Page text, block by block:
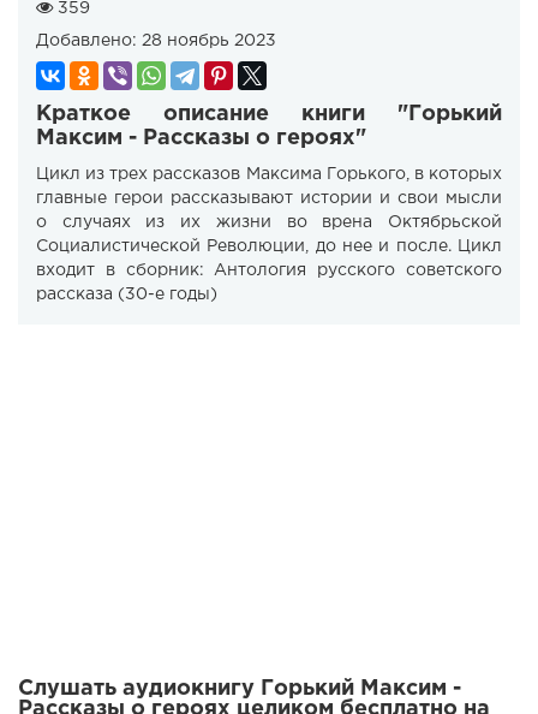
359
Добавлено: 28 ноябрь 2023
Краткое описание книги "Горький
Максим - Рассказы о героях"
Цикл из трех рассказов Максима Горького, в которых
главные герои рассказывают истории и свои мысли
о случаях из их жизни во врена Октябрьской
Социалистической Революции, до нее и после. Цикл
входит в сборник: Антология русского советского
рассказа (30-е годы)
Слушать аудиокнигу Горький Максим -
Рассказы о героях целиком бесплатно на